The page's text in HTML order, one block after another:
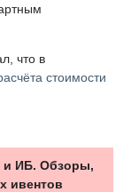
что в
стоимости
и ИБ. Обзоры,
ивентов